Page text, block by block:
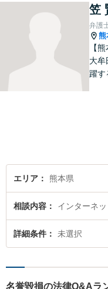
供し
ご相
笠
弁護
熊
【
大牟
躍す
エリア 熊本県
相談内容 インターネ
詳細条件 未選択
名誉毀損の法律Q&Aラ